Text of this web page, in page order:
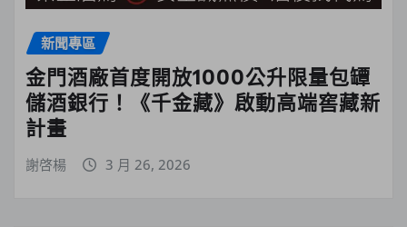
新聞專區
金門酒廠首度開放1000公升限量包罈
儲酒銀行！《千金藏》啟動高端窖藏新
計畫
謝啓楊 3 月 26, 2026